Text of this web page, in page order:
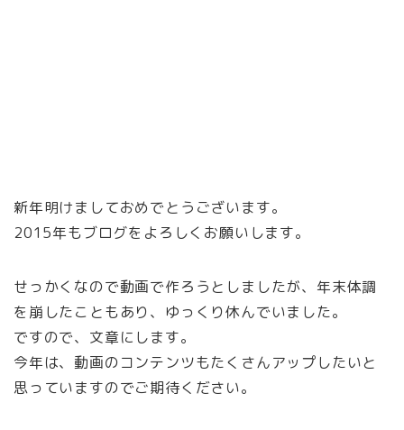
新年明けましておめでとうございます。
2015年もブログをよろしくお願いします。
せっかくなので動画で作ろうとしましたが、年末体調
を崩したこともあり、ゆっくり休んでいました。
ですので、文章にします。
今年は、動画のコンテンツもたくさんアップしたいと
思っていますのでご期待ください。